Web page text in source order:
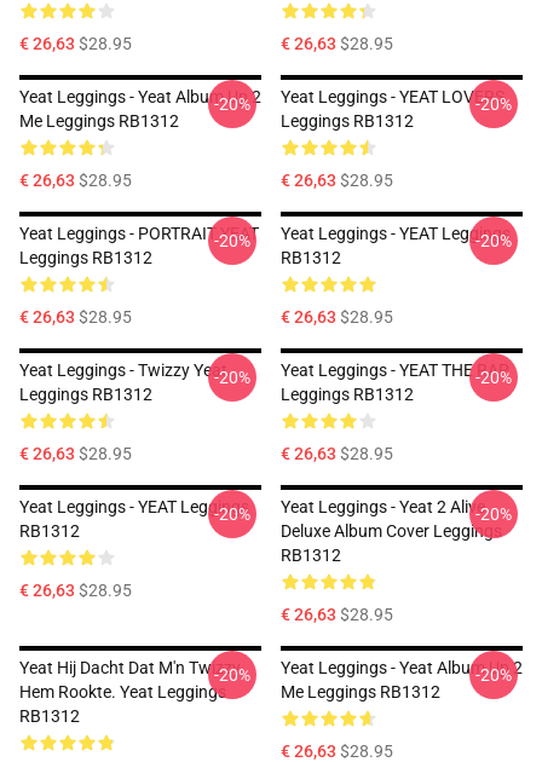
€ 26,63 $28.95 € 26,63 $28.95
Yeat Leggings - Yeat Album Up 2
Me Leggings RB1312
€ 26,63 $28.95
-20%
Yeat Leggings - YEAT LOVERS
Leggings RB1312
€ 26,63 $28.95
-20%
Yeat Leggings - PORTRAIT YEAT
Leggings RB1312
€ 26,63 $28.95
-20%
Yeat Leggings - YEAT Leggings
RB1312
€ 26,63 $28.95
-20%
Yeat Leggings - Twizzy Yeat
Leggings RB1312
€ 26,63 $28.95
-20%
Yeat Leggings - YEAT THE RAP
Leggings RB1312
€ 26,63 $28.95
-20%
Yeat Leggings - YEAT Leggings
RB1312
€ 26,63 $28.95
-20%
Yeat Leggings - Yeat 2 Alive
Deluxe Album Cover Leggings
RB1312
€ 26,63 $28.95
-20%
Yeat Hij Dacht Dat M'n Twizzy
Hem Rookte. Yeat Leggings
RB1312
-20%
Yeat Leggings - Yeat Album Up 2
Me Leggings RB1312
€ 26,63 $28.95
-20%